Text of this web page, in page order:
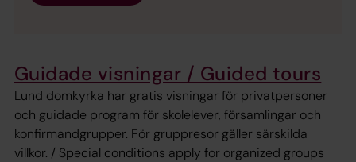
Guidade visningar / Guided tours
Lund domkyrka har gratis visningar för privatpersoner
och guidade program för skolelever, församlingar och
konfirmandgrupper. För gruppresor gäller särskilda
villkor. / Special conditions apply for organized groups